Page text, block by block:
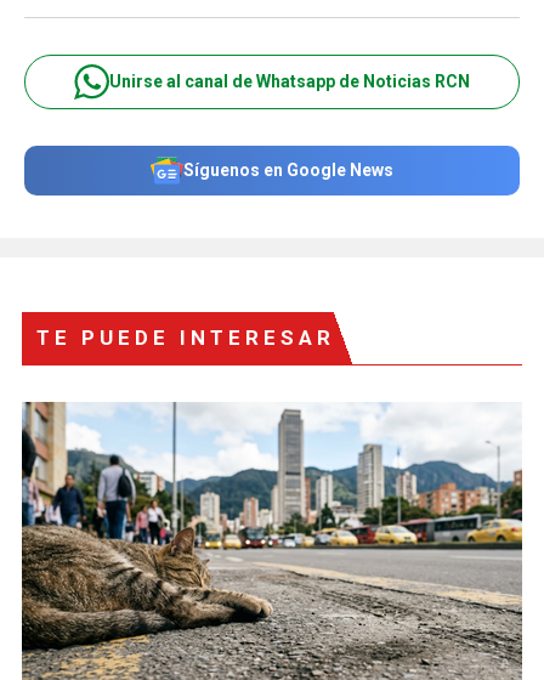
Unirse al canal de Whatsapp de Noticias RCN
Síguenos en Google News
TE PUEDE INTERESAR